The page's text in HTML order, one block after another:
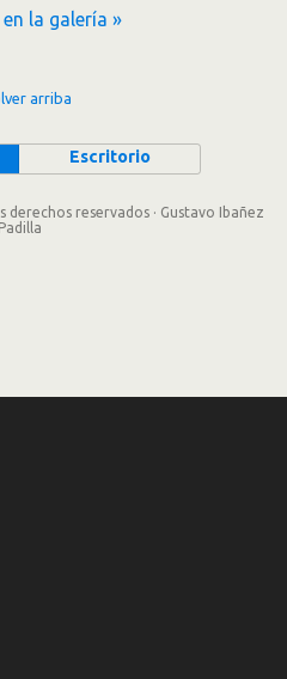
la galería »
arriba
Escritorio
derechos reservados · Gustavo Ibañez
Padilla